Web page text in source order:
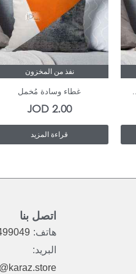
نفذ من المخزون
غطاء وسادة مُخمل
2.00
JOD
قراءة المزيد
اتصل بنا
هاتف:
البريد: